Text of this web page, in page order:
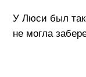
У Люси был
не могла